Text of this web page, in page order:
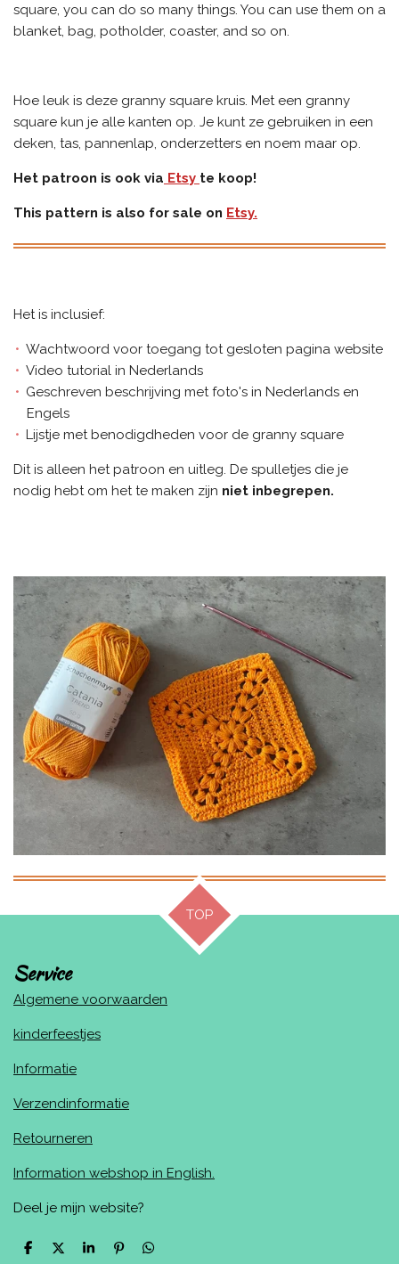
square, you can do so many things. You can use them on a
blanket, bag, potholder, coaster, and so on.
Hoe leuk is deze granny square kruis. Met een granny
square kun je alle kanten op. Je kunt ze gebruiken in een
deken, tas, pannenlap, onderzetters en noem maar op.
Het patroon is ook via Etsy te koop!
This pattern is also for sale on Etsy.
Het is inclusief:
Wachtwoord voor toegang tot gesloten pagina website
Video tutorial in Nederlands
Geschreven beschrijving met foto's in Nederlands en
Engels
Lijstje met benodigdheden voor de granny square
Dit is alleen het patroon en uitleg. De spulletjes die je
nodig hebt om het te maken zijn niet inbegrepen.
TOP
Service
Algemene voorwaarden
kinderfeestjes
Informatie
Verzendinformatie
Retourneren
Information webshop in English.
Deel je mijn website?
D
D
S
P
D